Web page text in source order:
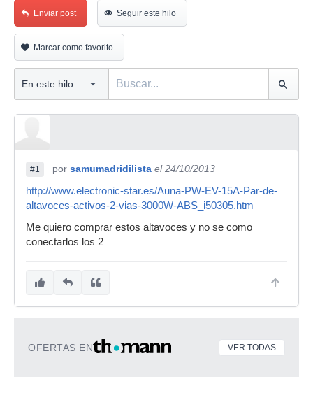
Enviar post Seguir este hilo
Marcar como favorito
#1 por samumadridilista el 24/10/2013
http://www.electronic-star.es/Auna-PW-EV-15A-Par-de-
altavoces-activos-2-vias-3000W-ABS_i50305.htm
Me quiero comprar estos altavoces y no se como
conectarlos los 2
OFERTAS EN VER TODAS